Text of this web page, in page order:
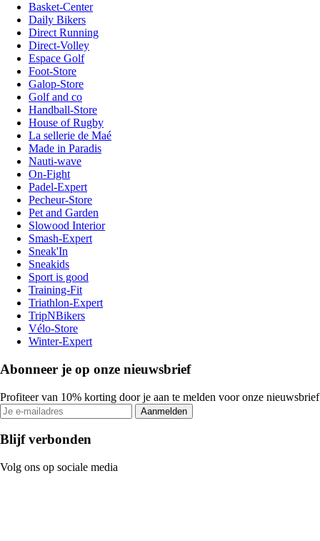
Basket-Center
Daily Bikers
Direct Running
Direct-Volley
Espace Golf
Foot-Store
Galop-Store
Golf and co
Handball-Store
House of Rugby
La sellerie de Maé
Made in Paradis
Nauti-wave
On-Fight
Padel-Expert
Pecheur-Store
Pet and Garden
Slowood Interior
Smash-Expert
Sneak'In
Sneakids
Sport is good
Training-Fit
Triathlon-Expert
TripNBikers
Vélo-Store
Winter-Expert
Abonneer je op onze nieuwsbrief
Profiteer van 10% korting door je aan te melden voor onze nieuwsbrief
Aanmelden
Blijf verbonden
Volg ons op sociale media